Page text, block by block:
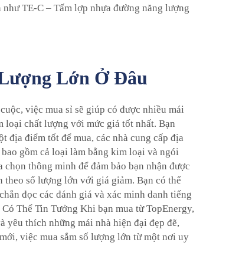
nhưTE-C – Tấm lợp nhựa đường năng lượng
Lớn Ở Đâu
việc mua sỉ sẽ giúp có được nhiều mái
loại chất lượng với mức giá tốt nhất. Bạn
địa điểm tốt để mua, các nhà cung cấp địa
gồm cả loại làm bằng kim loại và ngói
thông minh để đảm bảo bạn nhận được
số lượng lớn với giá giảm. Bạn có thể
đọc các đánh giá và xác minh danh tiếng
Thể Tin Tưởng Khi bạn mua từ TopEnergy,
yêu thích những mái nhà hiện đại đẹp đẽ,
việc mua sắm số lượng lớn từ một nơi uy